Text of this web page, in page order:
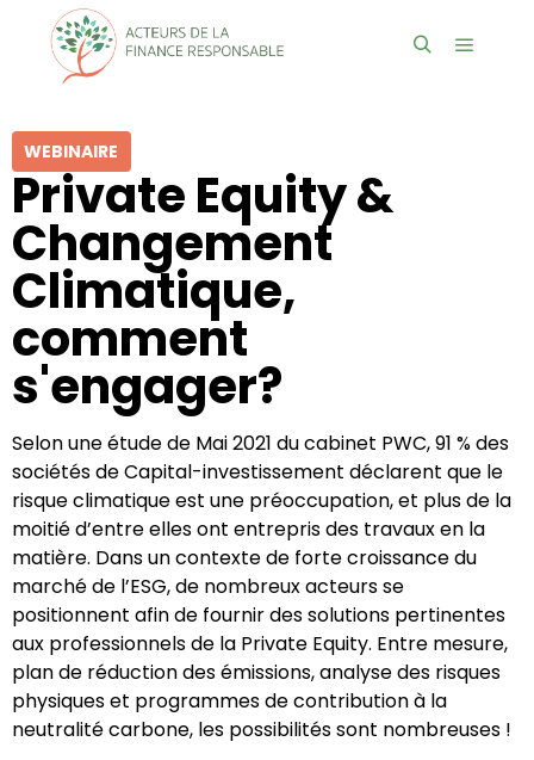
WEBINAIRE
Private Equity &
Changement
Climatique,
comment
s'engager?
Selon une étude de Mai 2021 du cabinet PWC, 91 % des
sociétés de Capital-investissement déclarent que le
risque climatique est une préoccupation, et plus de la
moitié d’entre elles ont entrepris des travaux en la
matière. Dans un contexte de forte croissance du
marché de l’ESG, de nombreux acteurs se
positionnent afin de fournir des solutions pertinentes
aux professionnels de la Private Equity. Entre mesure,
plan de réduction des émissions, analyse des risques
physiques et programmes de contribution à la
neutralité carbone, les possibilités sont nombreuses !